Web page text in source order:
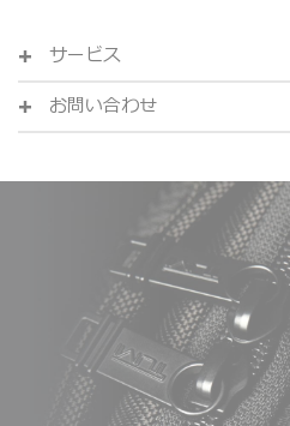
サービス
お問い合わせ